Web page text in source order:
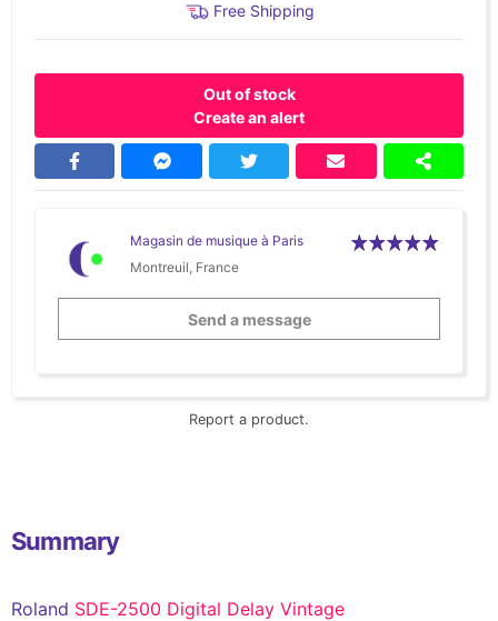
Free Shipping
Out of stock
Create an alert
Magasin de musique à Paris
Montreuil, France
Send a message
Report a product.
Summary
Roland SDE-2500 Digital Delay Vintage